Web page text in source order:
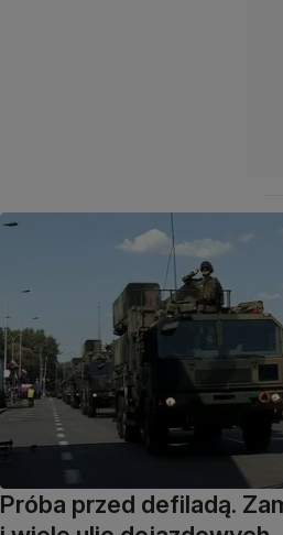
Próba przed defiladą.